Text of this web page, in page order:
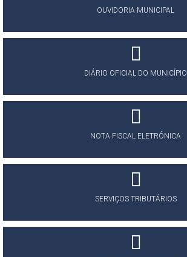
OUVIDORIA MUNICIPAL
DIÁRIO OFICIAL DO MUNICÍPIO
NOTA FISCAL ELETRÔNICA
SERVIÇOS TRIBUTÁRIOS